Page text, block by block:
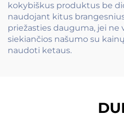
kokybiškus produktus be
naudojant kitus
priežasties dauguma, jei ne
siekiančios našumo su
naudoti ketaus.